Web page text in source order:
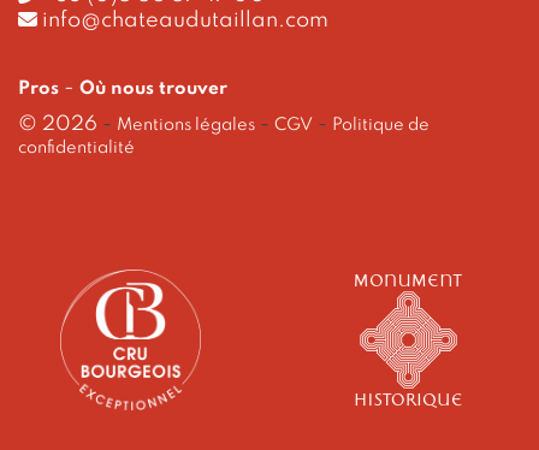
info@chateaudutaillan.com
Pros - Où nous trouver
© 2026 - Mentions légales - CGV - Politique de
confidentialité